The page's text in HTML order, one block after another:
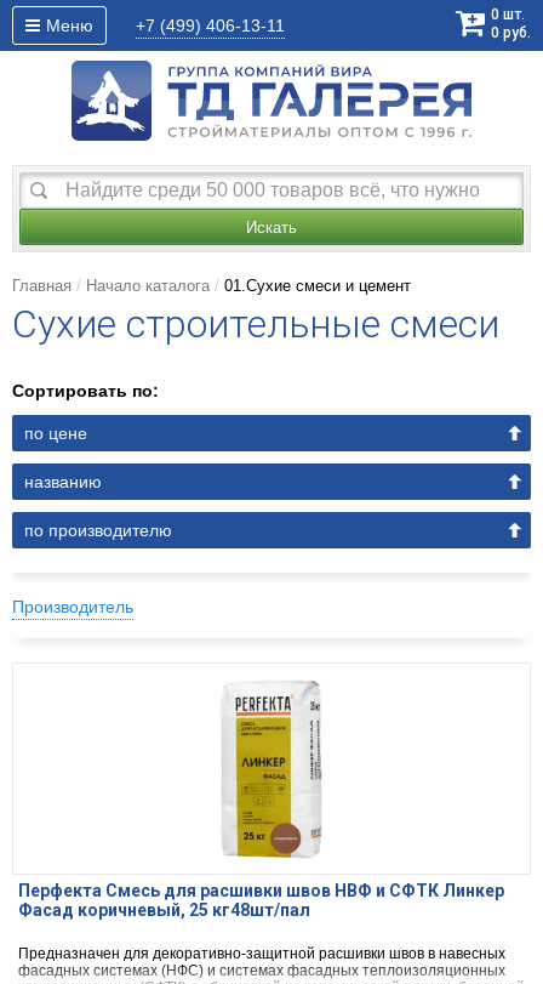
Меню +7 (499) 406-13-11
0 шт.
0 руб.
Искать
Главная Начало каталога 01.Сухие смеси и цемент
Cухие строительные смеси
Сортировать по:
по цене
названию
по производителю
Производитель
Перфекта Смесь для расшивки швов НВФ и СФТК Линкер
Фасад коричневый, 25 кг48шт/пал
Предназначен для декоративно-защитной расшивки швов в навесных
фасадных системах (НФС) и системах фасадных теплоизоляционных